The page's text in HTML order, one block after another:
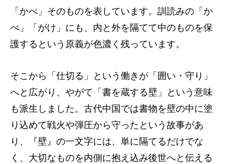
「かべ」そのものを表しています。訓読みの「か
べ」「がけ」にも、内と外を隔てて中のものを保
護するという原義が色濃く残っています。
そこから「仕切る」という働きが「囲い・守り」
へと広がり、やがて「書を蔵する壁」という意味
も派生しました。古代中国では書物を壁の中に塗
り込めて戦火や弾圧から守ったという故事があ
り、『壁』の一文字には、単に隔てるだけでな
く、大切なものを内側に抱え込み後世へと伝える